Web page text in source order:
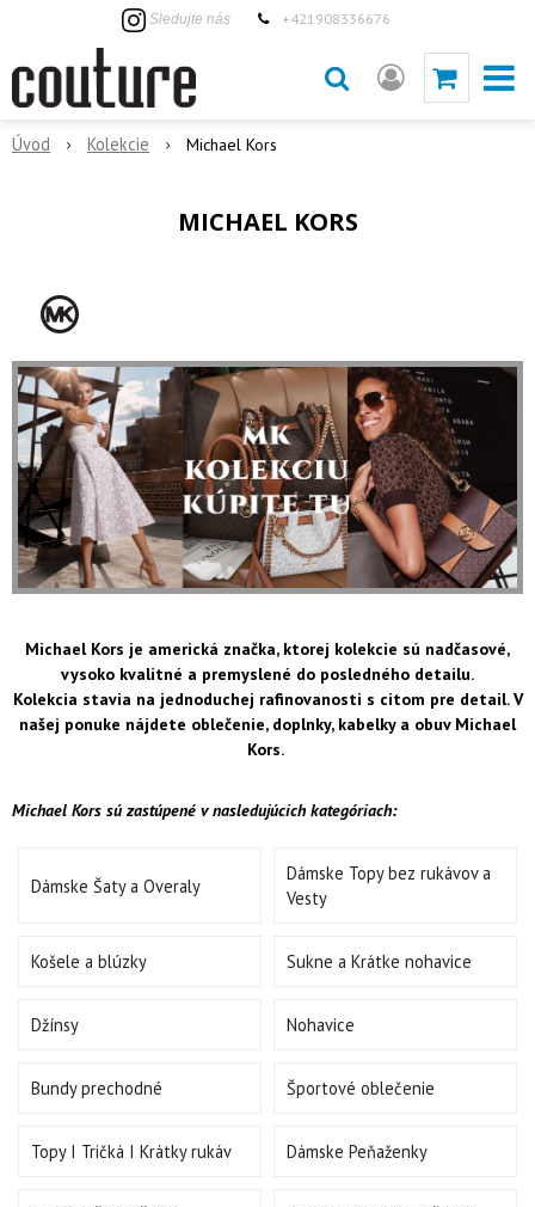
Sledujte nás +421908336676
Úvod Kolekcie Michael Kors
MICHAEL KORS
Michael Kors je americká značka, ktorej kolekcie sú nadčasové,
vysoko kvalitné a premyslené do posledného detailu.
Kolekcia stavia na jednoduchej rafinovanosti s citom pre detail. V
našej ponuke nájdete oblečenie, doplnky, kabelky a obuv Michael
Kors.
Michael Kors sú zastúpené v nasledujúcich kategóriach:
Dámske Šaty a Overaly
Dámske Topy bez rukávov a
Vesty
Košele a blúzky Sukne a Krátke nohavice
Džínsy Nohavice
Bundy prechodné Športové oblečenie
Topy I Tričká I Krátky rukáv Dámske Peňaženky